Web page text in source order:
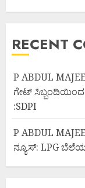
RECENT
P ABDUL
ಗೇಟ್ ಸಿಬ್ಬಂದಿಯಿಂದ
:SDPI
P ABDUL
ನ್ಯೂಸ್: LPG